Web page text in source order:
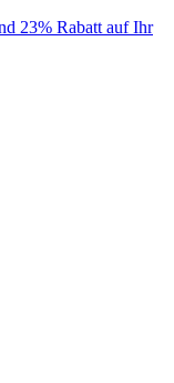
23% Rabatt auf Ihr